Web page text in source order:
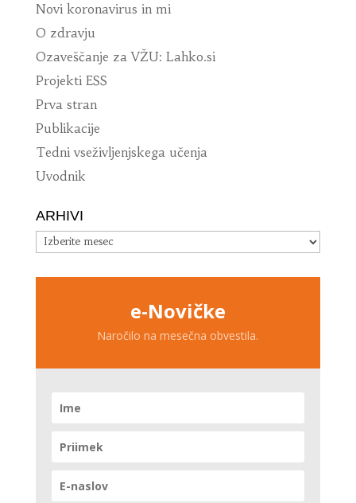
Novi koronavirus in mi
O zdravju
Ozaveščanje za VŽU: Lahko.si
Projekti ESS
Prva stran
Publikacije
Tedni vseživljenjskega učenja
Uvodnik
ARHIVI
Arhivi
e-Novičke
Naročilo na mesečna obvestila.